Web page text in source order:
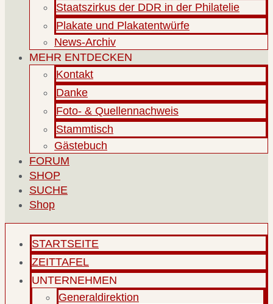
Staatszirkus der DDR in der Philatelie
Plakate und Plakatentwürfe
News-Archiv
MEHR ENTDECKEN
Kontakt
Danke
Foto- & Quellennachweis
Stammtisch
Gästebuch
FORUM
SHOP
SUCHE
Shop
STARTSEITE
ZEITTAFEL
UNTERNEHMEN
Generaldirektion